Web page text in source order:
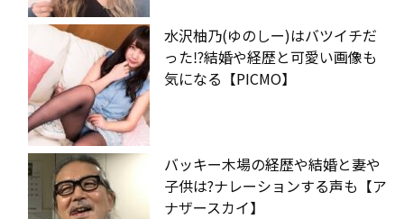
水沢柚乃(ゆのしー)はバツイチだ
った⁉︎結婚や経歴と可愛い画像も
気になる【PICMO】
バッキー木場の経歴や結婚と妻や
子供は?ナレーションする声も【ア
ナザースカイ】